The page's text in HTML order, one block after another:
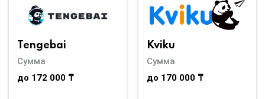
Tengebai
Сумма
до 172 000 ₸
Kviku
Сумма
до 170 000 ₸